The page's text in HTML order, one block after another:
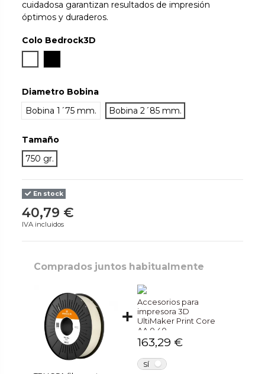
cuidadosa garantizan resultados de impresión
óptimos y duraderos.
Colo Bedrock3D
Diametro Bobina
Bobina 1´75 mm.
Bobina 2´85 mm.
Tamaño
750 gr.
En stock
40,79 €
IVA incluidos
Comprados juntos habitualmente
Accesorios para
impresora 3D
UltiMaker Print Core
AA 0.40
163,29 €
SÍ